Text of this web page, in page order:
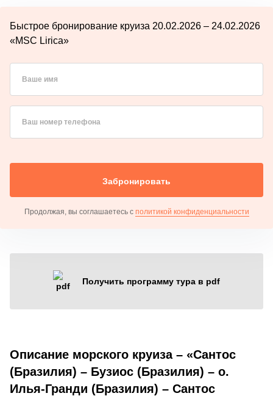
Быстрое бронирование круиза 20.02.2026 – 24.02.2026
«MSC Lirica»
Ваше имя
Ваш номер телефона
Забронировать
Продолжая, вы соглашаетесь с политикой конфиденциальности
Получить программу тура в pdf
Описание морского круиза – «Сантос
(Бразилия) – Бузиос (Бразилия) – о.
Илья-Гранди (Бразилия) – Сантос